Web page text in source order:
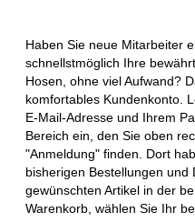
Haben Sie neue Mitarbeiter
schnellstmöglich Ihre
Hosen, ohne viel Aufwand?
komfortables Kundenkonto.
E-Mail-Adresse und Ihrem
Bereich ein, den Sie oben
"Anmeldung" finden. Dort
bisherigen Bestellungen und
gewünschten Artikel in der
Warenkorb, wählen Sie Ihr